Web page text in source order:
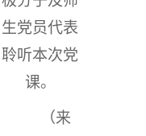
生党员代表
聆听本次党
课。
（来